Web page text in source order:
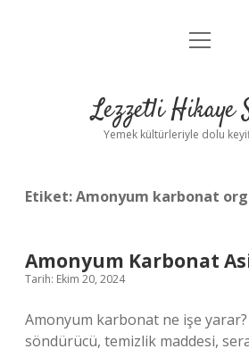
Anasayfa
Yasal Uyarı
menüyü
Lezzetli Hikaye
Yemek kültürleriyle dolu
Etiket:Amonyum karbonat
Amonyum Karbonat
Tarih: Ekim 20, 2024
Amonyum karbonat ne işe yarar?
söndürücü, temizlik maddesi,